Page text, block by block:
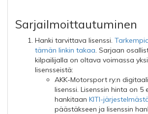
Sarjailmoittautuminen
Hanki tarvittava lisenssi.
tämän linkin takaa. Sarjaan
kilpailijalla on oltava voimassa
lisensseistä:
AKK-Motorsport ry:n
lisenssi. Lisenssin hinta on 5
hankitaan KITI-
päästäkseen ja lisenssin